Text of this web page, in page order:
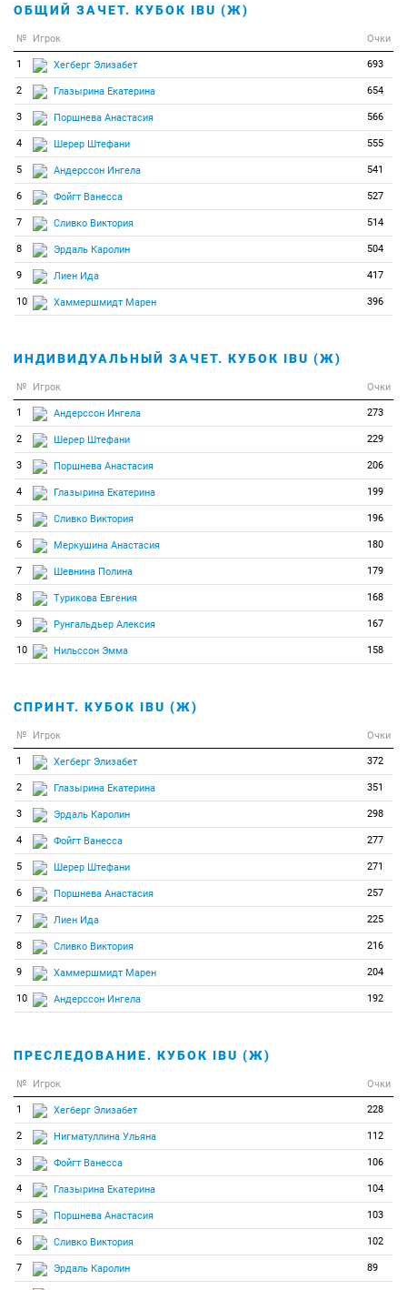
ОБЩИЙ ЗАЧЕТ. КУБОК IBU (Ж)
№ Игрок Очки
1 Хегберг Элизабет 693
2 Глазырина Екатерина 654
3 Поршнева Анастасия 566
4 Шерер Штефани 555
5 Андерссон Ингела 541
6 Фойгт Ванесса 527
7 Сливко Виктория 514
8 Эрдаль Каролин 504
9 Лиен Ида 417
10 Хаммершмидт Марен 396
ИНДИВИДУАЛЬНЫЙ ЗАЧЕТ. КУБОК IBU (Ж)
№ Игрок Очки
1 Андерссон Ингела 273
2 Шерер Штефани 229
3 Поршнева Анастасия 206
4 Глазырина Екатерина 199
5 Сливко Виктория 196
6 Меркушина Анастасия 180
7 Шевнина Полина 179
8 Турикова Евгения 168
9 Рунгальдьер Алексия 167
10 Нильссон Эмма 158
СПРИНТ. КУБОК IBU (Ж)
№ Игрок Очки
1 Хегберг Элизабет 372
2 Глазырина Екатерина 351
3 Эрдаль Каролин 298
4 Фойгт Ванесса 277
5 Шерер Штефани 271
6 Поршнева Анастасия 257
7 Лиен Ида 225
8 Сливко Виктория 216
9 Хаммершмидт Марен 204
10 Андерссон Ингела 192
ПРЕСЛЕДОВАНИЕ. КУБОК IBU (Ж)
№ Игрок Очки
1 Хегберг Элизабет 228
2 Нигматуллина Ульяна 112
3 Фойгт Ванесса 106
4 Глазырина Екатерина 104
5 Поршнева Анастасия 103
6 Сливко Виктория 102
7 Эрдаль Каролин 89